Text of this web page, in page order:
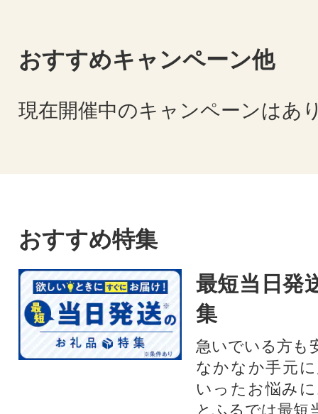
おすすめキャンペーン他
現在開催中のキャンペーンはあ
おすすめ特集
最短当日発
集
急いでいる方も
なかなか手元
いったお悩み
とふるでは最短